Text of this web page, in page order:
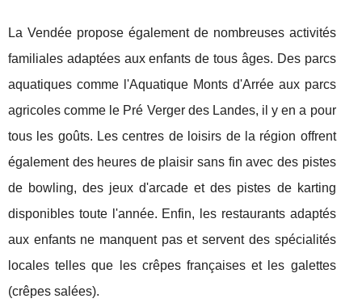
La Vendée propose également de nombreuses activités
familiales adaptées aux enfants de tous âges. Des parcs
aquatiques comme l'Aquatique Monts d'Arrée aux parcs
agricoles comme le Pré Verger des Landes, il y en a pour
tous les goûts. Les centres de loisirs de la région offrent
également des heures de plaisir sans fin avec des pistes
de bowling, des jeux d'arcade et des pistes de karting
disponibles toute l'année. Enfin, les restaurants adaptés
aux enfants ne manquent pas et servent des spécialités
locales telles que les crêpes françaises et les galettes
(crêpes salées).